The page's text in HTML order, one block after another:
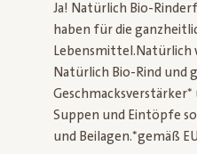
Ja! Natürlich Bio-
haben für die
Lebensmittel.Natürlich
Natürlich Bio-Rind und
Suppen und Eintöpfe
und Beilagen.*gemäß